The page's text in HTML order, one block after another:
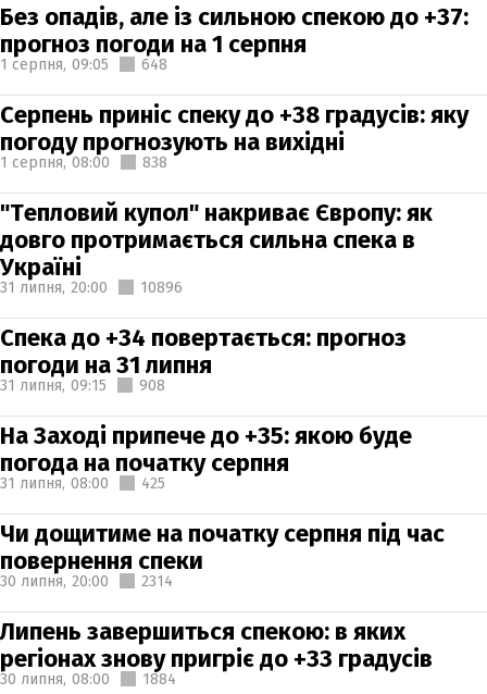
Без опадів, але із сильною спекою до +37:
прогноз погоди на 1 серпня
1 серпня, 09:05 648
Серпень приніс спеку до +38 градусів: яку
погоду прогнозують на вихідні
1 серпня, 08:00 838
"Тепловий купол" накриває Європу: як
довго протримається сильна спека в
Україні
31 липня, 20:00 10896
Спека до +34 повертається: прогноз
погоди на 31 липня
31 липня, 09:15 908
На Заході припече до +35: якою буде
погода на початку серпня
31 липня, 08:00 425
Чи дощитиме на початку серпня під час
повернення спеки
30 липня, 20:00 2314
Липень завершиться спекою: в яких
регіонах знову пригріє до +33 градусів
30 липня, 08:00 1884